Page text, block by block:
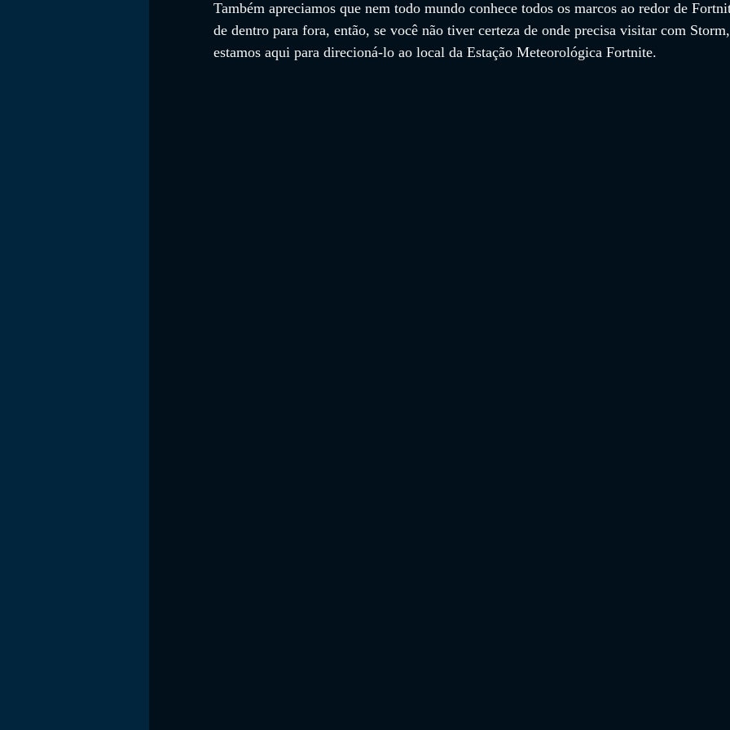
Também apreciamos que nem todo mundo conhece todos os marcos ao redor de
de dentro para fora, então, se você não tiver certeza de onde precisa visitar com
estamos aqui para direcioná-lo ao local da Estação Meteorológica Fortnite.